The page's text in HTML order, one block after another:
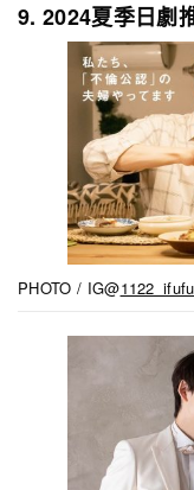
9. 2024夏季日劇
PHOTO / IG@1122_ifufu